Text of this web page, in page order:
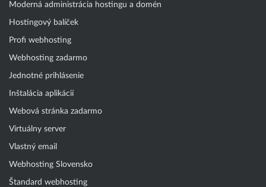
Moderná administrácia hostingu a domén
Hostingový balíček
Profi webhosting
Webhosting zadarmo
Jednotné prihlásenie
Inštalácia aplikácií
Webová stránka zadarmo
Virtuálny server
Vlastný email
Webhosting Slovensko
Štandard webhosting